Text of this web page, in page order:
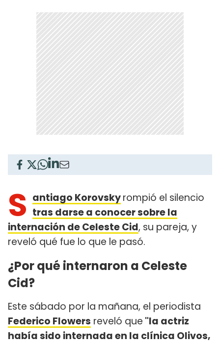
S antiago Korovskyrompió el silencio
tras darse a conocer sobre la
internación de Celeste Cid, su pareja, y
reveló qué fue lo que le pasó.
¿Por qué internaron a Celeste
Cid?
Este sábado por la mañana, el periodista
Federico Flowers reveló que "la actriz
había sido internada en la clínica Olivos,